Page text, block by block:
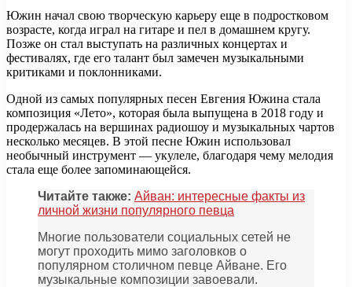
Южин начал свою творческую карьеру еще в подростковом
возрасте, когда играл на гитаре и пел в домашнем кругу.
Позже он стал выступать на различных концертах и
фестивалях, где его талант был замечен музыкальными
критиками и поклонниками.
Одной из самых популярных песен Евгения Южина стала
композиция «Лето», которая была выпущена в 2018 году и
продержалась на вершинах радиошоу и музыкальных чартов
несколько месяцев. В этой песне Южин использовал
необычный инструмент — укулеле, благодаря чему мелодия
стала еще более запоминающейся.
Читайте также: Айван: интересные факты из
личной жизни популярного певца
Многие пользователи социальных сетей не
могут проходить мимо заголовков о
популярном столичном певце Айване. Его
музыкальные композиции завоевали.